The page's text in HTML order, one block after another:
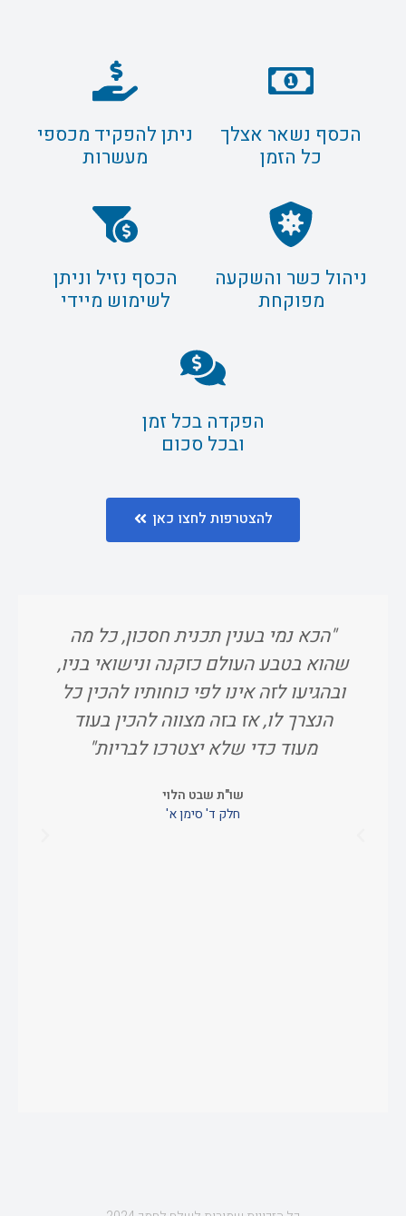
הכסף נשאר אצלך
כל הזמן
ניתן להפקיד מכספי
מעשרות
ניהול כשר והשקעה
מפוקחת
הכסף נזיל וניתן
לשימוש מיידי
הפקדה בכל זמן
ובכל סכום
להצטרפות לחצו כאן
"הכא נמי בענין תכנית חסכון, כל מה
שהוא בטבע העולם כזקנה ונישואי בניו,
ובהגיעו לזה אינו לפי כוחותיו להכין כל
הנצרך לו, אז בזה מצווה להכין בעוד
מעוד כדי שלא יצטרכו לבריות"
שו"ת שבט הלוי
חלק ד' סימן א'